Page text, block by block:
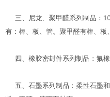
三、尼龙、聚甲醛系列制品：
有：棒、板、管。聚甲醛有棒、板
四、橡胶密封件系列制品：氟橡
五、石墨系列制品：柔性石墨